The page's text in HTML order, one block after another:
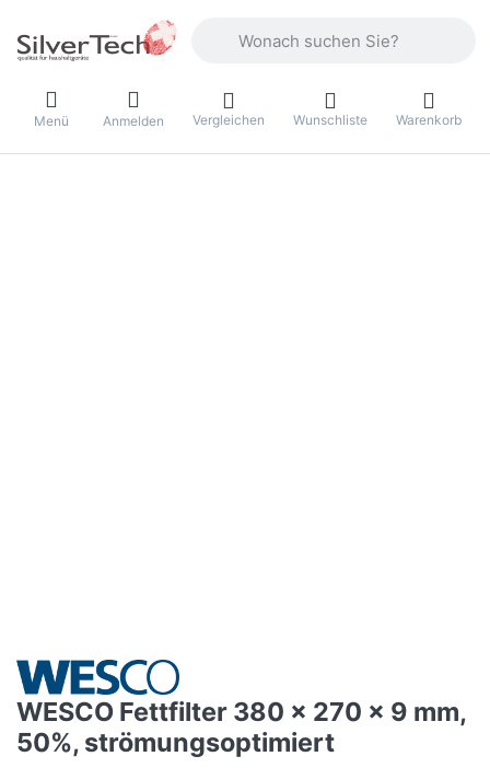
Menü Anmelden Vergleichen Wunschliste Warenkorb
WESCO Fettfilter 380 x 270 x 9 mm,
50%, strömungsoptimiert